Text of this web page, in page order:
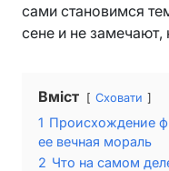
сами становимся
сене и не замечают,
Вміст Сховати
1 Происхождение
ее вечная мораль
2 Что на самом